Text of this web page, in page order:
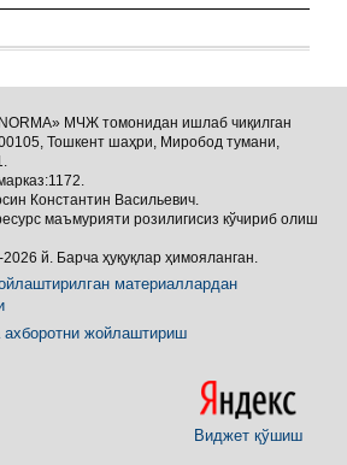
МЧЖ томонидан ишлаб чиқилган
Тошкент шаҳри, Миробод тумани,
Константин Васильевич.
маъмурияти розилигисиз кўчириб олиш
й. Барча ҳуқуқлар ҳимояланган.
материаллардан
ахборотни жойлаштириш
Виджет қўшиш